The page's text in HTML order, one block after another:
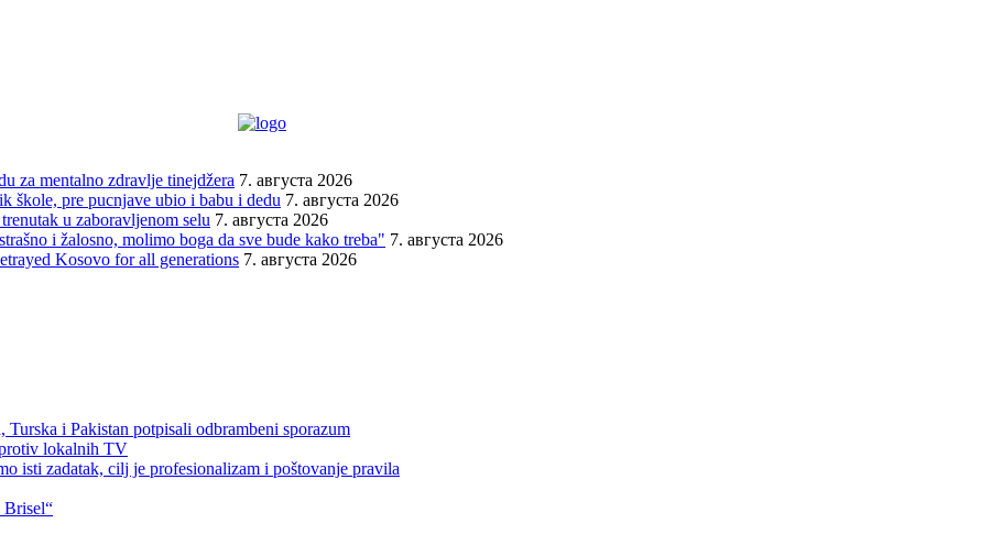
za mentalno zdravlje tinejdžera 7. августа 2026
škole, pre pucnjave ubio i babu i dedu 7. августа 2026
u zaboravljenom selu 7. августа 2026
i žalosno, molimo boga da sve bude kako treba" 7. августа 2026
Kosovo for all generations 7. августа 2026
i Pakistan potpisali odbrambeni sporazum
lokalnih TV
isti zadatak, cilj je profesionalizam i poštovanje pravila
Brisel“